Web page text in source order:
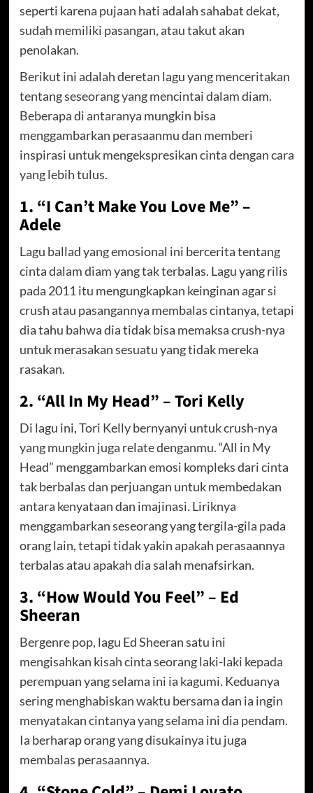
seperti karena pujaan hati adalah sahabat dekat,
sudah memiliki pasangan, atau takut akan
penolakan.
Berikut ini adalah deretan lagu yang menceritakan
tentang seseorang yang mencintai dalam diam.
Beberapa di antaranya mungkin bisa
menggambarkan perasaanmu dan memberi
inspirasi untuk mengekspresikan cinta dengan cara
yang lebih tulus.
1. “I Can’t Make You Love Me” –
Adele
Lagu ballad yang emosional ini bercerita tentang
cinta dalam diam yang tak terbalas. Lagu yang rilis
pada 2011 itu mengungkapkan keinginan agar si
crush atau pasangannya membalas cintanya, tetapi
dia tahu bahwa dia tidak bisa memaksa crush-nya
untuk merasakan sesuatu yang tidak mereka
rasakan.
2. “All In My Head” – Tori Kelly
Di lagu ini, Tori Kelly bernyanyi untuk crush-nya
yang mungkin juga relate denganmu. “All in My
Head” menggambarkan emosi kompleks dari cinta
tak berbalas dan perjuangan untuk membedakan
antara kenyataan dan imajinasi. Liriknya
menggambarkan seseorang yang tergila-gila pada
orang lain, tetapi tidak yakin apakah perasaannya
terbalas atau apakah dia salah menafsirkan.
3. “How Would You Feel” – Ed
Sheeran
Bergenre pop, lagu Ed Sheeran satu ini
mengisahkan kisah cinta seorang laki-laki kepada
perempuan yang selama ini ia kagumi. Keduanya
sering menghabiskan waktu bersama dan ia ingin
menyatakan cintanya yang selama ini dia pendam.
Ia berharap orang yang disukainya itu juga
membalas perasaannya.